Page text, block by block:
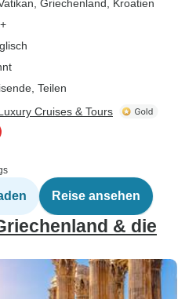
Vatikan , Griechenland , Kroatien
Teilen
Cruises & Tours
Reise ansehen
& die